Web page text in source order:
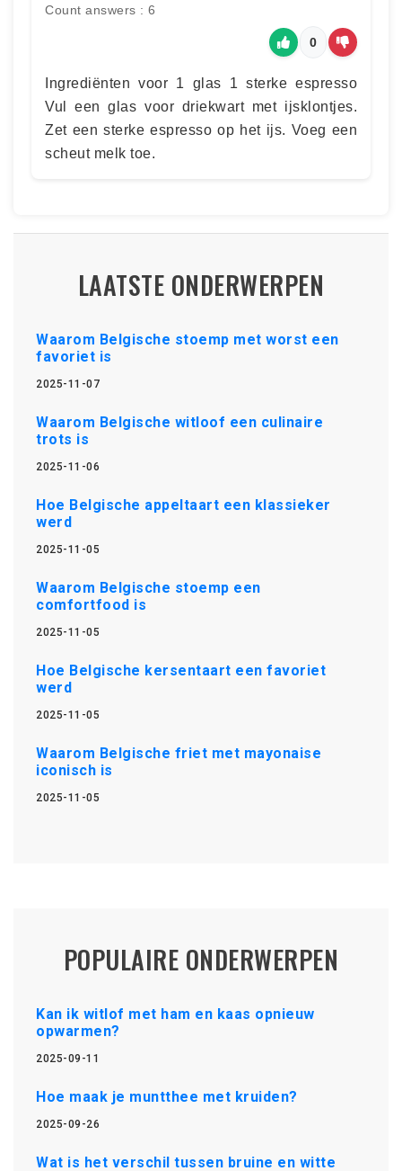
Count answers : 6
0
Ingrediënten voor 1 glas 1 sterke espresso
Vul een glas voor driekwart met ijsklontjes.
Zet een sterke espresso op het ijs. Voeg een
scheut melk toe.
LAATSTE ONDERWERPEN
Waarom Belgische stoemp met worst een
favoriet is
2025-11-07
Waarom Belgische witloof een culinaire
trots is
2025-11-06
Hoe Belgische appeltaart een klassieker
werd
2025-11-05
Waarom Belgische stoemp een
comfortfood is
2025-11-05
Hoe Belgische kersentaart een favoriet
werd
2025-11-05
Waarom Belgische friet met mayonaise
iconisch is
2025-11-05
POPULAIRE ONDERWERPEN
Kan ik witlof met ham en kaas opnieuw
opwarmen?
2025-09-11
Hoe maak je muntthee met kruiden?
2025-09-26
Wat is het verschil tussen bruine en witte